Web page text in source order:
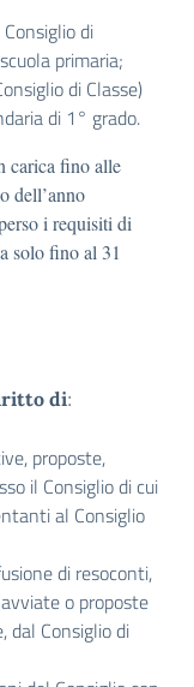
di
primaria;
di Classe)
di 1° grado.
carica fino alle
dell’anno
i requisiti di
solo fino al 31
di:
proposte,
il Consiglio di cui
al Consiglio
di resoconti,
o proposte
dal Consiglio di